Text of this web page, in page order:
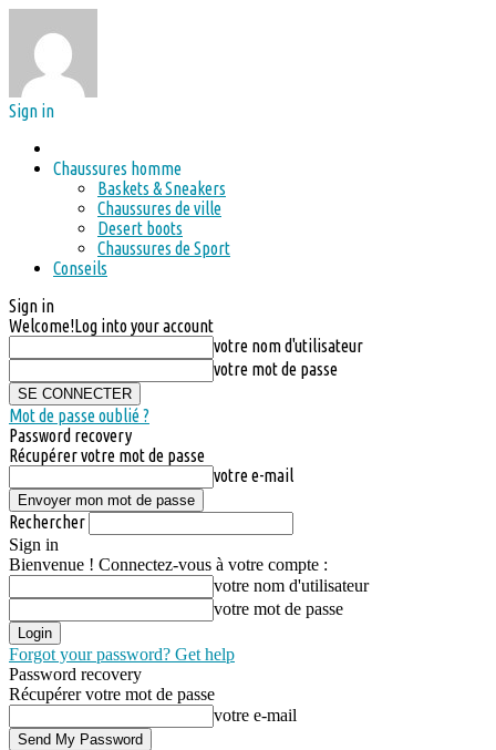
Sign in
Chaussures homme
Baskets & Sneakers
Chaussures de ville
Desert boots
Chaussures de Sport
Conseils
Sign in
Welcome!Log into your account
votre nom d'utilisateur
votre mot de passe
Mot de passe oublié ?
Password recovery
Récupérer votre mot de passe
votre e-mail
Rechercher
Sign in
Bienvenue ! Connectez-vous à votre compte :
votre nom d'utilisateur
votre mot de passe
Forgot your password? Get help
Password recovery
Récupérer votre mot de passe
votre e-mail